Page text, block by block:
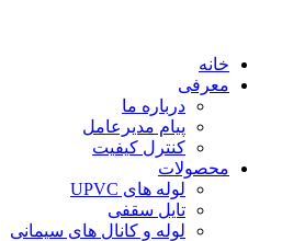
خانه
معرفی
درباره ما
پیام مدیرعامل
کنترل کیفیت
محصولات
لوله های UPVC
تایل سقفی
لوله و کانال های سیمانی